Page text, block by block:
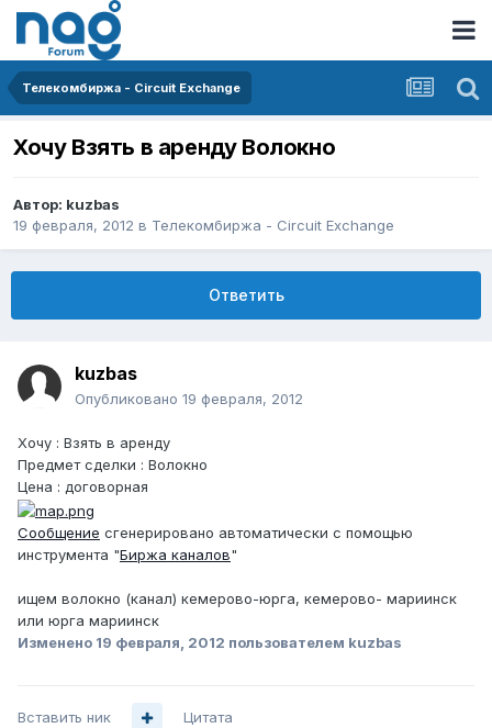
Телекомбиржа - Circuit Exchange
Хочу Взять в аренду Волокно
Автор: kuzbas
19 февраля, 2012 в Телекомбиржа - Circuit Exchange
Ответить
kuzbas
Опубликовано 19 февраля, 2012
Хочу : Взять в аренду
Предмет сделки : Волокно
Цена : договорная
Сообщение сгенерировано автоматически с помощью
инструмента "Биржа каналов"
ищем волокно (канал) кемерово-юрга, кемерово- мариинск
или юрга мариинск
Изменено 19 февраля, 2012 пользователем kuzbas
Вставить ник Цитата